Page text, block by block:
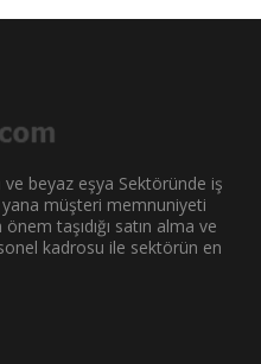
ve beyaz eşya Sektöründe iş
yana müşteri memnuniyeti
taşıdığı satın alma ve
kadrosu ile sektörün en